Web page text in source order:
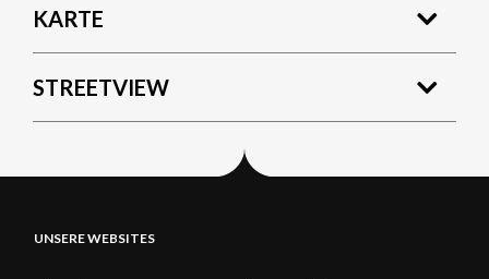
KARTE
STREETVIEW
UNSERE WEBSITES